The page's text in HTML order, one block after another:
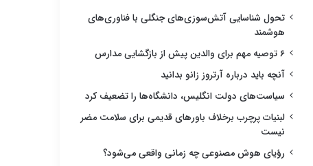
تحول شناسایی آتش‌سوزی‌های جنگلی با فناوری‌های
هوشمند
۶ توصیه مهم برای والدین پیش از بازگشایی مدارس
آنچه باید درباره آرتروز زانو بدانید
سیاست‌های دولت انگلیس، دانشگاه‌ها را تضعیف کرد
لبنیات پرچرب برخلاف باورهای قدیمی برای سلامت مضر
نیست
رؤیای هوش مصنوعی چه زمانی واقعی می‌شود؟